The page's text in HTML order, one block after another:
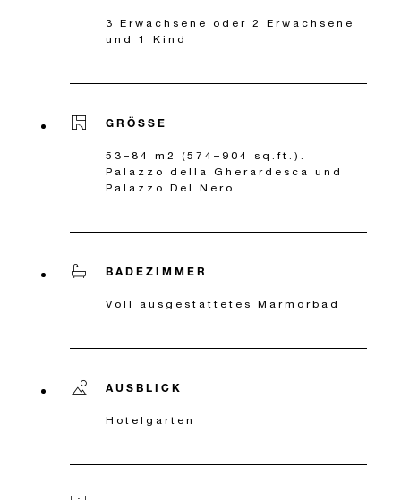
3 Erwachsene oder 2 Erwachsene
und 1 Kind
GRÖSSE
53–84 m2 (574–904 sq.ft.).
Palazzo della Gherardesca und
Palazzo Del Nero
BADEZIMMER
Voll ausgestattetes Marmorbad
AUSBLICK
Hotelgarten